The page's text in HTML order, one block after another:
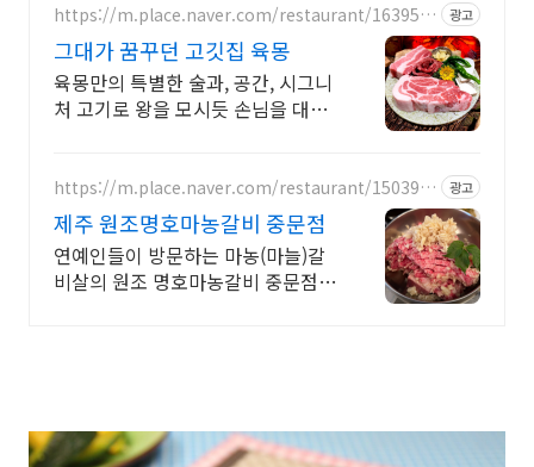
https://m.place.naver.com/restaurant/163951
광고
그대가 꿈꾸던 고깃집 육몽
육몽만의 특별한 술과, 공간, 시그니
처 고기로 왕을 모시듯 손님을 대접
https://m.place.naver.com/restaurant/150392
광고
제주 원조명호마농갈비 중문점
연예인들이 방문하는 마농(마늘)갈
비살의 원조 명호마농갈비 중문점입